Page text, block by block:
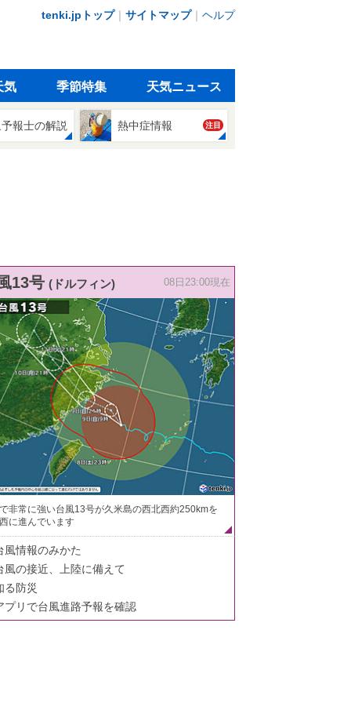
tenki.jpトップ｜ サイトマップ｜ ヘルプ
気 季節特集 天気ニュース
報士の解説 熱中症情報 注目
13号 (ドルフィン) 08日23:00現在
非常に強い台風13号が久米島の西北西約250kmを
に進んでいます
風情報のみかた
風の接近、上陸に備えて
る防災
プリで台風進路予報を確認